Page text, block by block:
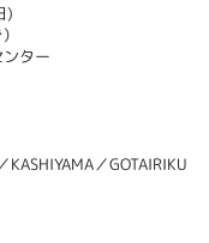
)
ター
／GOTAIRIKU